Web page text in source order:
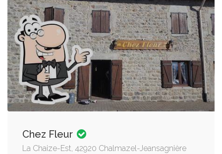
Chez Fleur
La Chaize-Est, 42920 Chalmazel-Jeansagnière